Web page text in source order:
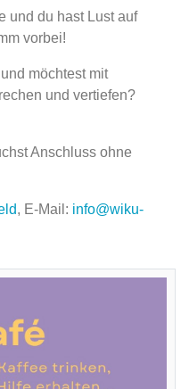
und du hast Lust auf
vorbei!
möchtest mit
und vertiefen?
Anschluss ohne
, E-Mail: info@wiku-